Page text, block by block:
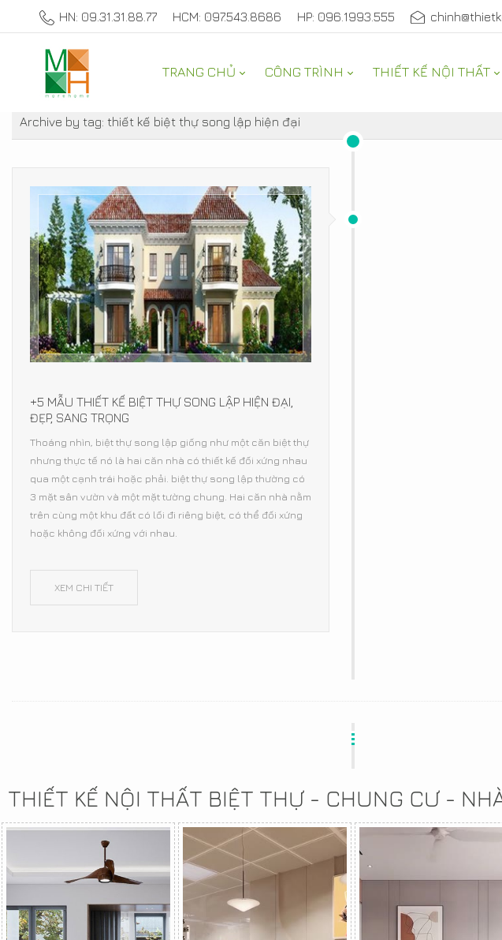
HN: 09.31.31.88.77 HCM: 097.543.8686 HP: 096.1993.555
TRANG CHỦ CÔNG TRÌNH THIẾT KẾ NỘI THẤT
TƯ VẤN NỘI THẤT NHÀ ĐẸP
Archive by tag: thiết kế biệt thự song lập hiện đại
+5 MẪU THIẾT KẾ BIỆT THỰ SONG LẬP HIỆN ĐẠI,
ĐẸP, SANG TRỌNG
Thoáng nhìn, biệt thự song lập giống như một căn biệt thự
nhưng thực tế nó là hai căn nhà có thiết kế đối xứng nhau
qua một cạnh trái hoặc phải. biệt thự song lập thường có
3 mặt sân vườn và một mặt tường chung. Hai căn nhà nằm
trên cùng một khu đất có lối đi riêng biệt, có thể đối xứng
hoặc không đối xứng với nhau.
XEM CHI TIẾT
THIẾT KẾ NỘI THẤT BIỆT THỰ - CHUNG CƯ -